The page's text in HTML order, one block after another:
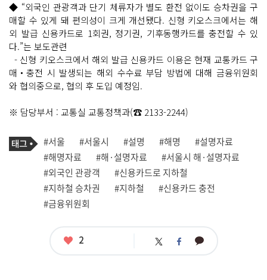
◆ “외국인 관광객과 단기 체류자가 별도 환전 없이도 승차권을 구
매할 수 있게 돼 편의성이 크게 개선됐다. 신형 키오스크에서는 해
외 발급 신용카드로 1회권, 정기권, 기후동행카드를 충전할 수 있
다.”는 보도관련
- 신형 키오스크에서 해외 발급 신용카드 이용은 현재 교통카드 구
매‧충전 시 발생되는 해외 수수료 부담 방법에 대해 금융위원회
와 협의중으로, 협의 후 도입 예정임.
※ 담당부서 : 교통실 교통정책과(☎ 2133-2244)
기
사
관
련
태
그
태
그
#서울 #서울시 #설명 #해명
#설명자료
#해명자료
#해·설명자료
#서울시 해·설명자료
#외국인 관광객
#신용카드로 지하철
#지하철 승차권
#지하철
#신용카드 충전
#금융위원회
좋
2 트 페 카